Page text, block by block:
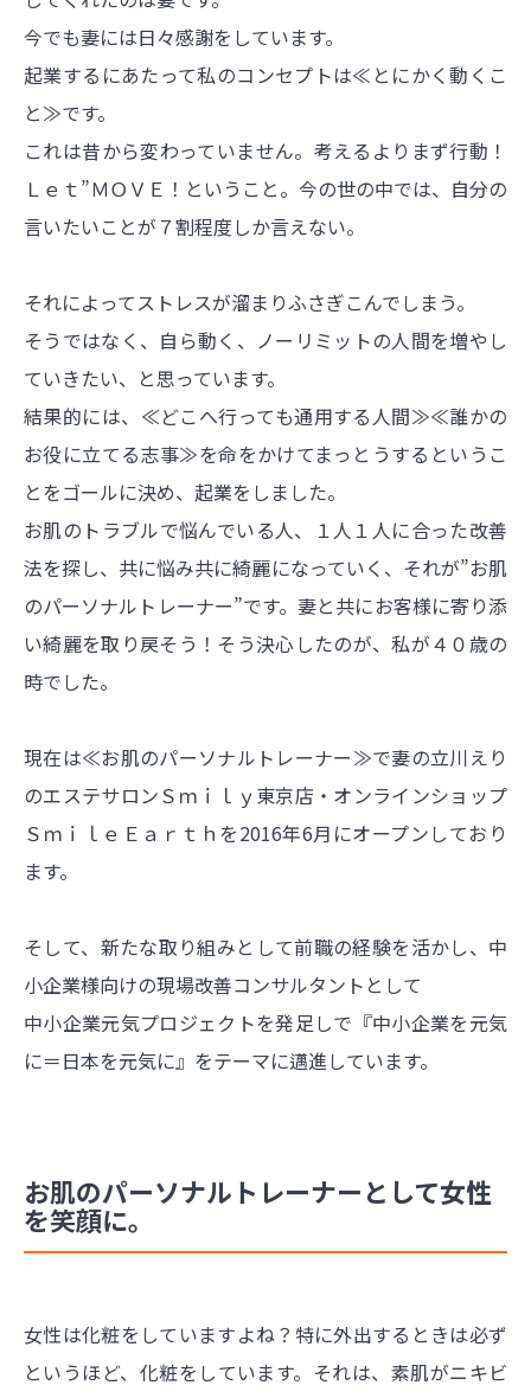
今でも妻には日々感謝をしています。
起業するにあたって私のコンセプトは≪とにかく動くこ
と≫です。
これは昔から変わっていません。考えるよりまず行動！
Ｌｅｔ”ＭＯＶＥ！ということ。今の世の中では、自分の
言いたいことが７割程度しか言えない。
それによってストレスが溜まりふさぎこんでしまう。
そうではなく、自ら動く、ノーリミットの人間を増やし
ていきたい、と思っています。
結果的には、≪どこへ行っても通用する人間≫≪誰かの
お役に立てる志事≫を命をかけてまっとうするというこ
とをゴールに決め、起業をしました。
お肌のトラブルで悩んでいる人、１人１人に合った改善
法を探し、共に悩み共に綺麗になっていく、それが”お肌
のパーソナルトレーナー”です。妻と共にお客様に寄り添
い綺麗を取り戻そう！そう決心したのが、私が４０歳の
時でした。
現在は≪お肌のパーソナルトレーナー≫で妻の立川えり
のエステサロンＳｍｉｌｙ東京店・オンラインショップ
ＳｍｉｌｅＥａｒｔｈを2016年6月にオープンしており
ます。
そして、新たな取り組みとして前職の経験を活かし、中
小企業様向けの現場改善コンサルタントとして
中小企業元気プロジェクトを発足しで『中小企業を元気
に＝日本を元気に』をテーマに邁進しています。
お肌のパーソナルトレーナーとして女性
を笑顔に。
女性は化粧をしていますよね？特に外出するときは必ず
というほど、化粧をしています。それは、素肌がニキビ